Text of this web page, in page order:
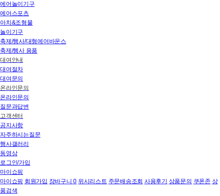
에어놀이기구
에어스포츠
아치&조형물
놀이기구
축제/행사/대형에어바운스
축제/행사 용품
대여안내
대여절차
대여문의
온라인문의
온라인문의
질문과답변
고객센터
공지사항
자주하시는질문
행사갤러리
동영상
로그인/가입
마이쇼핑
마이쇼핑 회원가입 장바구니0 위시리스트 주문배송조회 사용후기 상품문의 쿠폰존 상
품검색